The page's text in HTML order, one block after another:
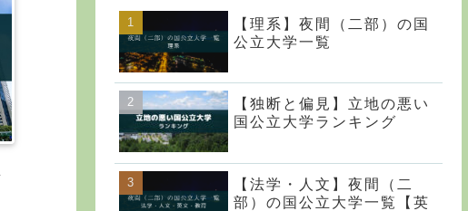
【理系】夜間（二部）の国
公立大学一覧
【独断と偏見】立地の悪い
国公立大学ランキング
【法学・人文】夜間（二
部）の国公立大学一覧【英